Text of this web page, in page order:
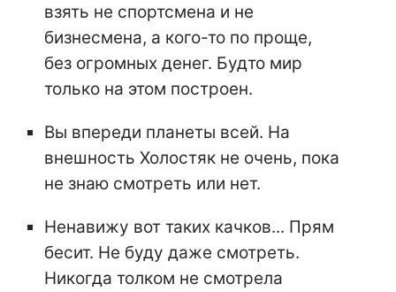
взять не спортсмена и не
бизнесмена, а кого-то по проще,
без огромных денег. Будто мир
только на этом построен.
Вы впереди планеты всей. На
внешность Холостяк не очень, пока
не знаю смотреть или нет.
Ненавижу вот таких качков... Прям
бесит. Не буду даже смотреть.
Никогда толком не смотрела